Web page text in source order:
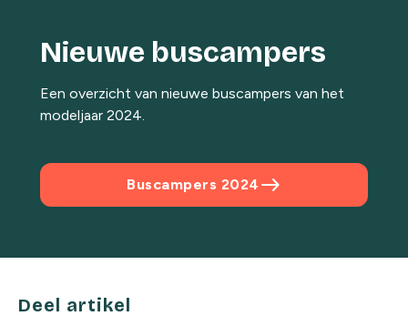
Nieuwe buscampers
Een overzicht van nieuwe buscampers van het
modeljaar 2024.
east
Buscampers 2024
Deel artikel